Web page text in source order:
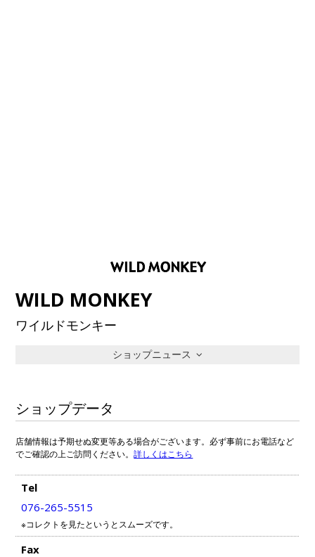
WILD MONKEY
ワイルドモンキー
ショップニュース
ショップデータ
店舗情報は予期せぬ変更等ある場合がございます。必ず事前にお電話など
でご確認の上ご訪問ください。詳しくはこちら
Tel
076-265-5515
※コレクトを見たというとスムーズです。
Fax